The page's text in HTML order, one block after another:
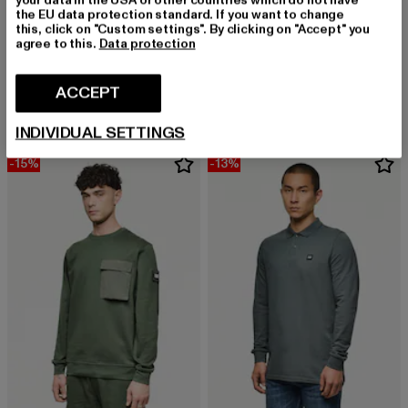
WEEKEND OFFENDER
EUR 44,99
Derzeitiger Preis: EUR 44,99
EUR 49,99
-15% -13%
the EU data protection standard. If you want to change
this, click on "Custom settings". By clicking on "Accept" you
agree to this. Data protection
ACCEPT
INDIVIDUAL SETTINGS